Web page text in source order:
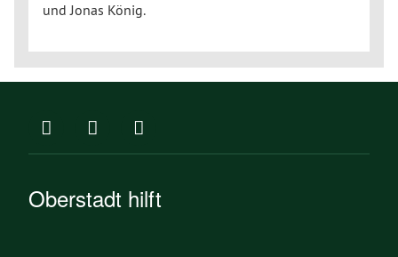
und Jonas König.
Oberstadt hilft